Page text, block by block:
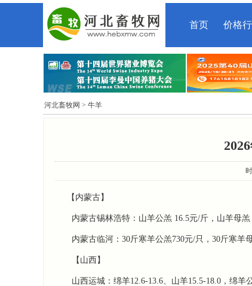
首页 价格
河北畜牧网 > 牛羊
【内蒙古】
内蒙古锡林浩特‌：山羊公羔 ‌16.5元/斤‌，山羊母羔
内蒙古临河：30斤寒羊公羔730元/只，30斤寒羊
【山西】
山西运城：绵羊12.6-13.6、山羊15.5-18.0，绵羊